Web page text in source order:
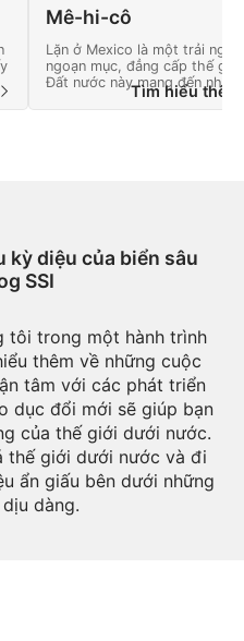
Mê-hi-cô
Lặn ở Mexico là một trải
ngoạn mục, đẳng cấp thế
Đất nước này mang đến nhiều
cuộc phiêu lưu và phong cảnh
đầy những kỳ quan thiên
Tìm hiểu
kỳ diệu của biển sâu
SSI
tôi trong một hành trình
thêm về những cuộc
tâm với các phát triển
dục đổi mới sẽ giúp bạn
của thế giới dưới nước.
thế giới dưới nước và đi
ẩn giấu bên dưới những
dàng.